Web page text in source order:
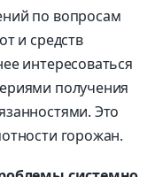
по вопросам
и средств
интересоваться
получения
Это
горожан.